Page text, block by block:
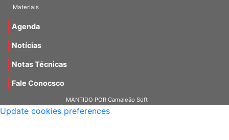
Imagens
MANTIDO POR Camaleão Soft
Update cookies preferences